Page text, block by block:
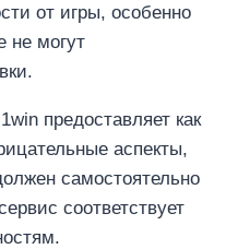
от игры, особенно
не могут
предоставляет как
аспекты,
самостоятельно
соответствует